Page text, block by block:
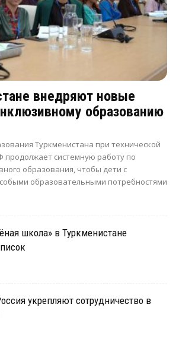
внедряют новые
образованию
Туркменистана при технической
системную работу по
образования, чтобы дети с
образовательными потребностями
школа» в Туркменистане
укрепляют сотрудничество в